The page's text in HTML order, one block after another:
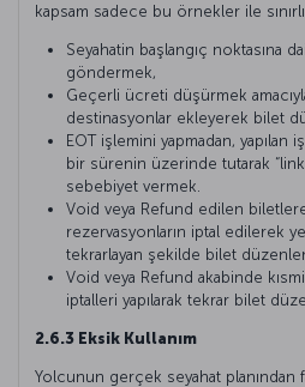
kapsam sadece bu örnekler ile
Seyahatin başlangıç noktasına
göndermek,
Geçerli ücreti düşürmek
destinasyonlar ekleyerek bilet
EOT işlemini yapmadan, yapılan
bir sürenin üzerinde tutarak
sebebiyet vermek.
Void veya Refund edilen
rezervasyonların iptal edilerek
tekrarlayan şekilde bilet
Void veya Refund akabinde
iptalleri yapılarak tekrar bilet
2.6.3 Eksik Kullanım
Yolcunun gerçek seyahat planından